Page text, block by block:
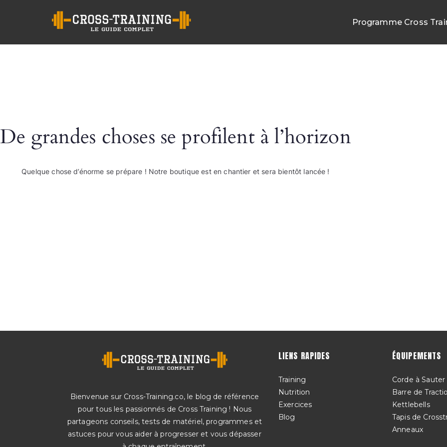
Programme Cross
De grandes choses se profilent à l’horizon
Quelque chose d’énorme se prépare ! Notre boutique est en chantier et sera bientôt lancée !
Bienvenue sur Cross-Training.co, le blog de référence
pour tous les passionnés de Cross Training ! Nous
partageons conseils, tests de matériel, programmes et
astuces pour vous aider à progresser et vous dépasser
LIENS RAPIDES
Training
Nutrition
Exercices
Blog
ÉQUIPEMENTS
Corde à Sauter
Barre de
Kettlebells
Tapis de
Anneaux